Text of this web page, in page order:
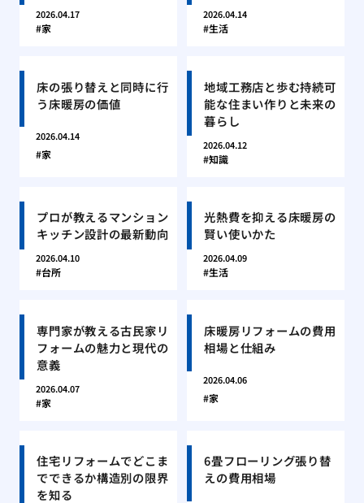
2026.04.17
家
2026.04.14
生活
床の張り替えと同時に行
う床暖房の価値
2026.04.14
家
地域工務店と歩む持続可
能な住まい作りと未来の
暮らし
2026.04.12
知識
プロが教えるマンション
キッチン設計の最新動向
2026.04.10
台所
光熱費を抑える床暖房の
賢い使いかた
2026.04.09
生活
専門家が教える古民家リ
フォームの魅力と現代の
意義
2026.04.07
家
床暖房リフォームの費用
相場と仕組み
2026.04.06
家
住宅リフォームでどこま
でできるか構造別の限界
を知る
6畳フローリング張り替
えの費用相場